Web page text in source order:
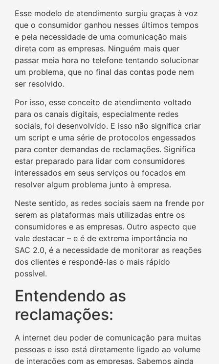
Esse modelo de atendimento surgiu graças à voz
que o consumidor ganhou nesses últimos tempos
e pela necessidade de uma comunicação mais
direta com as empresas. Ninguém mais quer
passar meia hora no telefone tentando solucionar
um problema, que no final das contas pode nem
ser resolvido.
Por isso, esse conceito de atendimento voltado
para os canais digitais, especialmente redes
sociais, foi desenvolvido. E isso não significa criar
um script e uma série de protocolos engessados
para conter demandas de reclamações. Significa
estar preparado para lidar com consumidores
interessados em seus serviços ou focados em
resolver algum problema junto à empresa.
Neste sentido, as redes sociais saem na frende por
serem as plataformas mais utilizadas entre os
consumidores e as empresas. Outro aspecto que
vale destacar – e é de extrema importância no
SAC 2.0, é a necessidade de monitorar as reações
dos clientes e respondê-las o mais rápido
possível.
Entendendo as
reclamações:
A internet deu poder de comunicação para muitas
pessoas e isso está diretamente ligado ao volume
de interações com as empresas. Sabemos ainda